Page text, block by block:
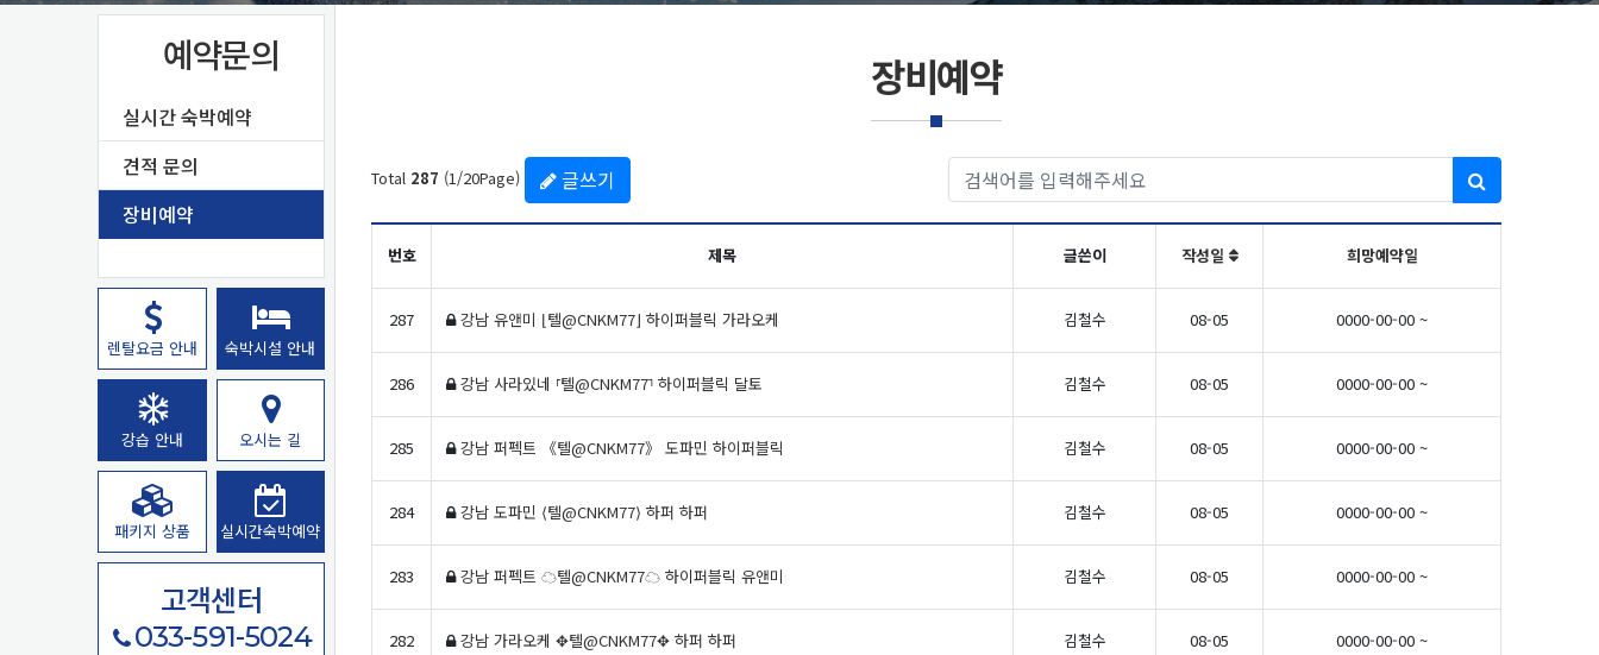
예약문의
실시간 숙박예약
견적 문의
장비예약
렌탈요금 안내 숙박시설 안내
강습 안내 오시는 길
패키지 상품 실시간숙박예약
고객센터
033-591-5024
장비예약
Total 287 (1/20Page) 글쓰기 게시물 검색
번호 제목 글쓴이 작성일 희망예약일
287 강남 유앤미 ⌊텔@CNKM77⌋ 하이퍼블릭 가라오케 김철수 08-05 0000-00-00 ~
286 강남 사라있네 ⸢텔@CNKM77⸣ 하이퍼블릭 달토 김철수 08-05 0000-00-00 ~
285 강남 퍼펙트 《텔@CNKM77》 도파민 하이퍼블릭 김철수 08-05 0000-00-00 ~
284 강남 도파민 ⟨텔@CNKM77⟩ 하퍼 하퍼 김철수 08-05 0000-00-00 ~
283 강남 퍼펙트 ☁텔@CNKM77☁ 하이퍼블릭 유앤미 김철수 08-05 0000-00-00 ~
282 강남 가라오케 ✥텔@CNKM77✥ 하퍼 하퍼 김철수 08-05 0000-00-00 ~